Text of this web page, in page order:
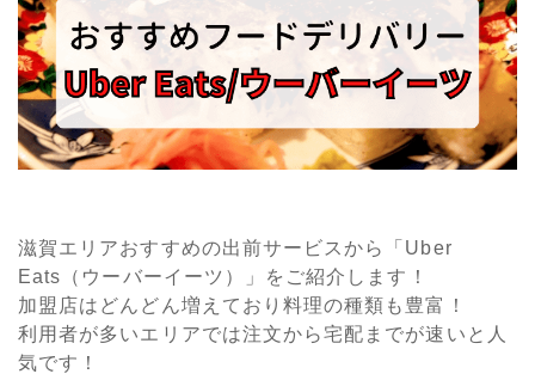
滋賀エリアおすすめの出前サービスから「Uber
Eats（ウーバーイーツ）」をご紹介します！
加盟店はどんどん増えており料理の種類も豊富！
利用者が多いエリアでは注文から宅配までが速いと人
気です！